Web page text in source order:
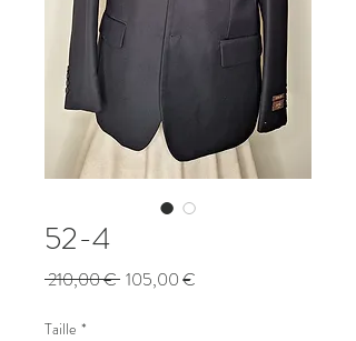
52-4
210,00 € Prix
105,00 €
Taille *